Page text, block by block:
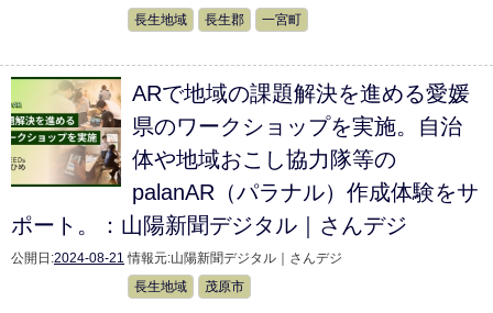
長生地域
長生郡 一宮町
ARで地域の課題解決を進める愛媛
県のワークショップを実施。自治
体や地域おこし協力隊等の
palanAR（パラナル）作成体験をサ
ポート。：山陽新聞デジタル｜さんデジ
公開日:2024-08-21 情報元:山陽新聞デジタル｜さんデジ
長生地域
茂原市